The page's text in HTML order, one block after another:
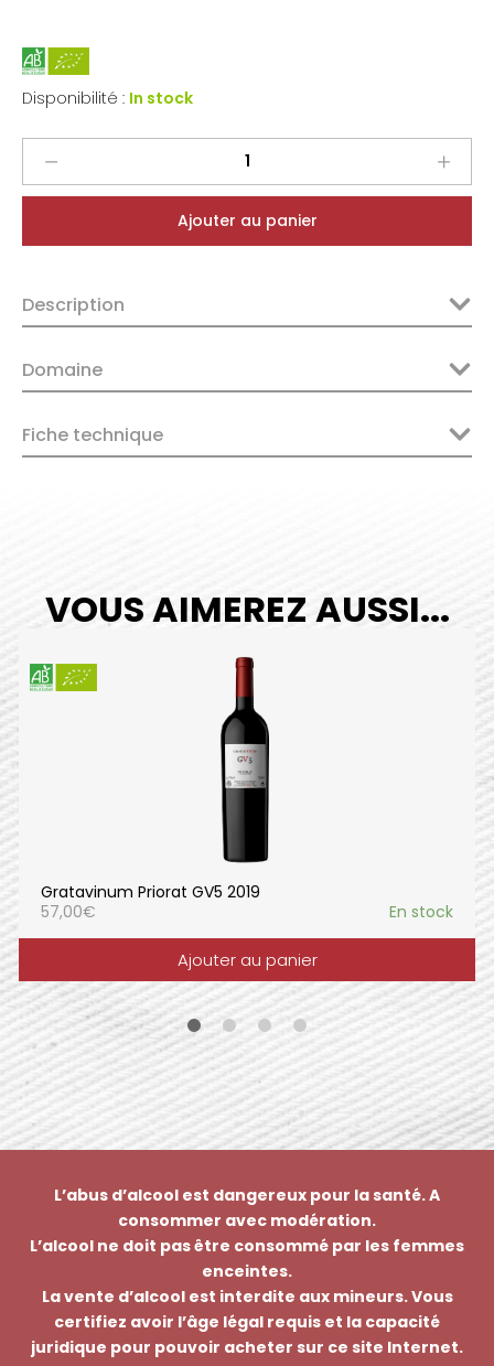
Disponibilité : In stock
2πr
quantity
Ajouter au panier
Description
Domaine
Fiche technique
VOUS AIMEREZ AUSSI...
Gratavinum Priorat GV5 2019
57,00€ En stock
Ajouter au panier
L’abus d’alcool est dangereux pour la santé. A
consommer avec modération.
L’alcool ne doit pas être consommé par les femmes
enceintes.
La vente d’alcool est interdite aux mineurs. Vous
certifiez avoir l’âge légal requis et la capacité
juridique pour pouvoir acheter sur ce site Internet.